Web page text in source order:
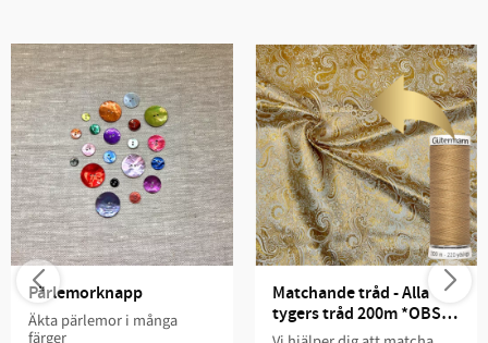
Pärlemorknapp
Äkta pärlemor i många
färger
Matchande tråd - Alla
tygers tråd 200m *OBS.
Ange matchningsartikel i